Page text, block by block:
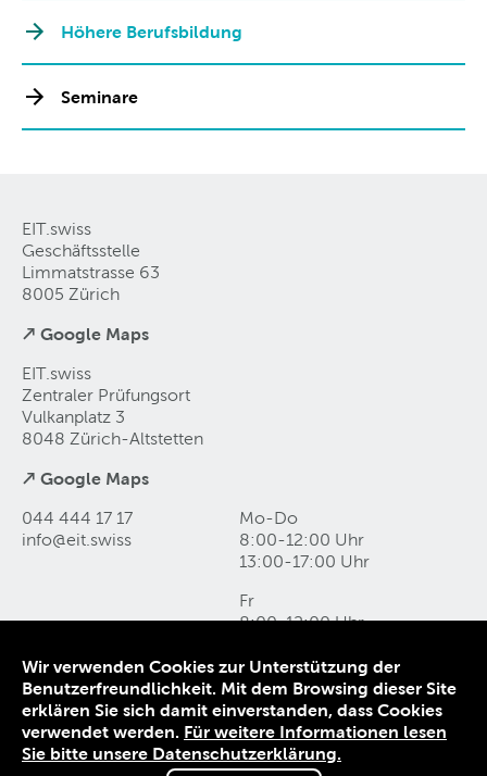
Höhere Berufsbildung
Seminare
EIT.swiss
Geschäftsstelle
Limmatstrasse 63
8005 Zürich
↗ Google Maps
EIT.swiss
Zentraler Prüfungsort
Vulkanplatz 3
8048 Zürich-Altstetten
↗ Google Maps
044 444 17 17
info@eit swiss
Mo-Do
8:00-12:00 Uhr
13:00-17:00 Uhr
Fr
8:00-12:00 Uhr
Kontakt und Anfahrt
Datenschutz
Impressum
AGB
Wir verwenden Cookies zur Unterstützung der
Benutzerfreundlichkeit. Mit dem Browsing dieser Site
erklären Sie sich damit einverstanden, dass Cookies
verwendet werden. Für weitere Informationen lesen
Sie bitte unsere Datenschutzerklärung.